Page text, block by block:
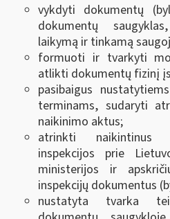
vykdyti dokumentų
dokumentų
laikymą ir tinkamą
formuoti ir tvarkyti
atlikti dokumentų fizinį
pasibaigus
terminams, sudaryti
naikinimo aktus;
atrinkti naikintinus
inspekcijos prie
ministerijos ir
inspekcijų dokumentus
nustatyta tvarka